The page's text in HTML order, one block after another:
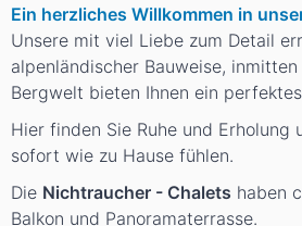
Ein herzliches Willkommen in
Unsere mit viel Liebe zum Detail
alpenländischer Bauweise,
Bergwelt bieten Ihnen ein
Hier finden Sie Ruhe und Erholung
sofort wie zu Hause fühlen.
Die Nichtraucher - Chalets haben
Balkon und Panoramaterrasse.